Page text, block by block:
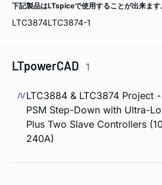
下記製品はLTspiceで使用することが出来ます
LTC3874LTC3874-1
LTpowerCAD 1
LTC3884 & LTC3874 Project
PSM Step-Down with Ultra-
Plus Two Slave Controllers
240A)